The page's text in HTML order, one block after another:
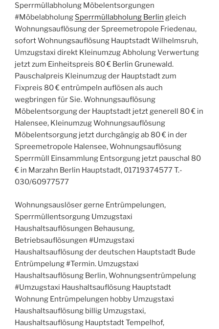
Sperrmüllabholung Möbelentsorgungen
#Möbelabholung Sperrmüllabholung Berlin gleich
Wohnungsauflösung der Spreemetropole Friedenau,
sofort Wohnungsauflösung Hauptstadt Wilhelmsruh,
Umzugstaxi direkt Kleinumzug Abholung Verwertung
jetzt zum Einheitspreis 80 € Berlin Grunewald.
Pauschalpreis Kleinumzug der Hauptstadt zum
Fixpreis 80 € entrümpeln auflösen als auch
wegbringen für Sie. Wohnungsauflösung
Möbelentsorgung der Hauptstadt jetzt generell 80 € in
Halensee, Kleinumzug Wohnungsauflösung
Möbelentsorgung jetzt durchgängig ab 80 € in der
Spreemetropole Halensee, Wohnungsauflösung
Sperrmüll Einsammlung Entsorgung jetzt pauschal 80
€ in Marzahn Berlin Hauptstadt, 01719374577 T.-
030/60977577
Wohnungsauslöser gerne Entrümpelungen,
Sperrmüllentsorgung Umzugstaxi
Haushaltsauflösungen Behausung,
Betriebsauflösungen #Umzugstaxi
Haushaltsauflösung der deutschen Hauptstadt Bude
Entrümpelung #Termin. Umzugstaxi
Haushaltsauflösung Berlin, Wohnungsentrümpelung
#Umzugstaxi Haushaltsauflösung Hauptstadt
Wohnung Entrümpelungen hobby Umzugstaxi
Haushaltsauflösung billig Umzugstaxi,
Haushaltsauflösung Hauptstadt Tempelhof,